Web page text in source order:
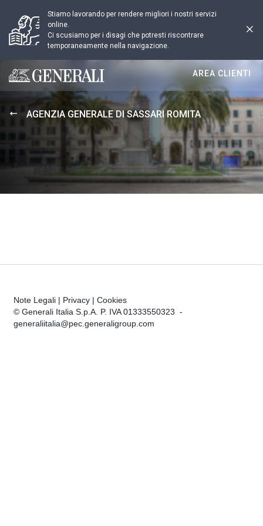
Stiamo lavorando per rendere migliori i nostri servizi
online.
Ci scusiamo per i disagi che potresti riscontrare
temporaneamente nella navigazione.
Generali logo
AREA CLIENTI
AGENZIA GENERALE DI SASSARI ROMITA
Note Legali | Privacy | Cookies
© Generali Italia S.p.A. P. IVA 01333550323 -
generaliitalia@pec.generaligroup.com